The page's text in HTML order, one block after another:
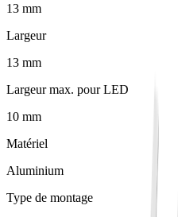
13 mm
Largeur
13 mm
Largeur max. pour LED
10 mm
Matériel
Aluminium
Type de montage